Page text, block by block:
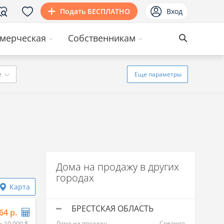
Подать БЕСПЛАТНО Вход
Собственникам
Еще параметры
Карта
р.
Дома на продажу в других
городах
БРЕСТСКАЯ ОБЛАСТЬ